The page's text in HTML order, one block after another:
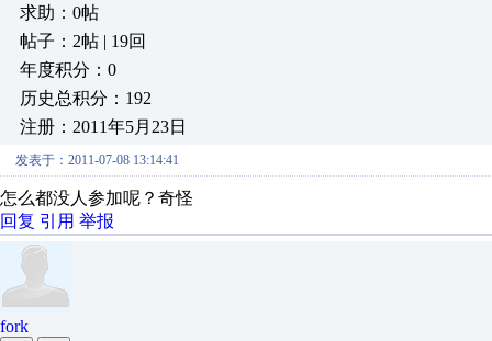
求助：0帖
帖子：2帖 | 19回
年度积分：0
历史总积分：192
注册：2011年5月23日
发表于：2011-07-08 13:14:41
怎么都没人参加呢？奇怪
回复 引用 举报
fork